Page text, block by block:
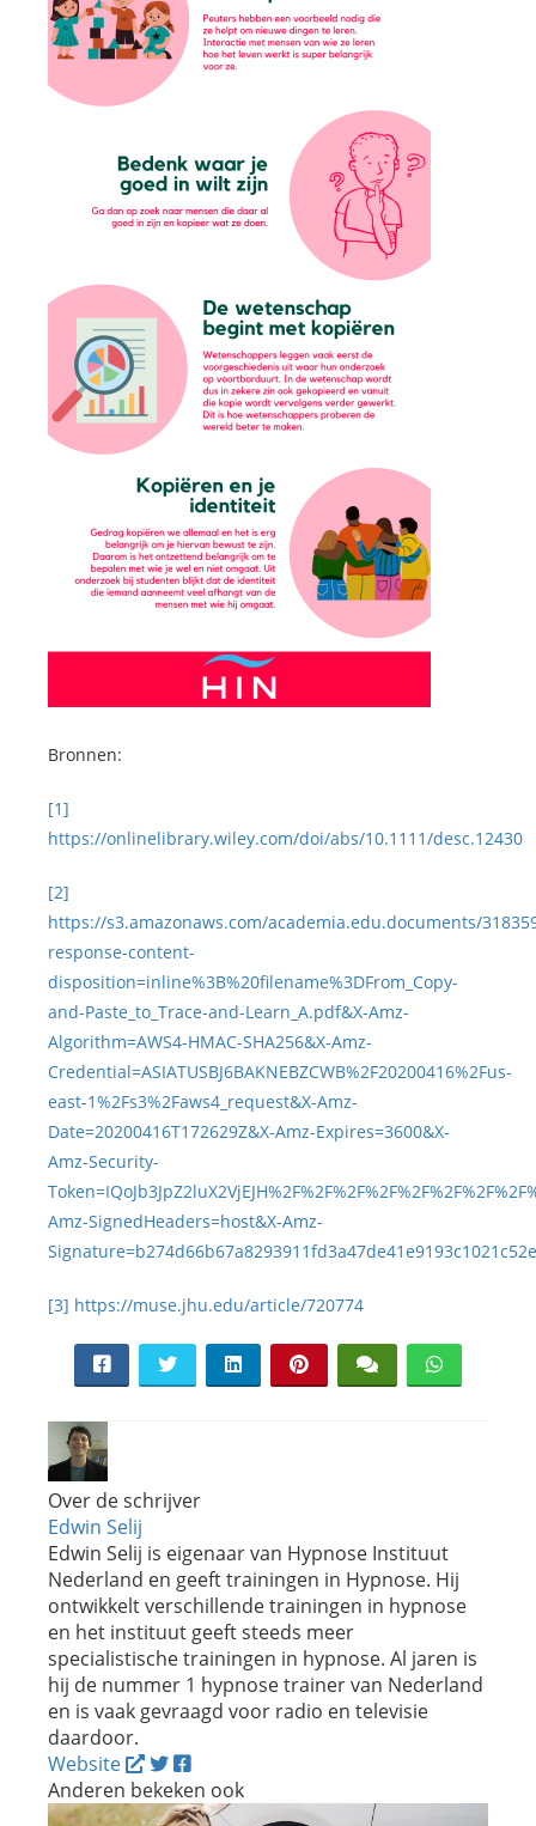
Bronnen:
[1]
https://onlinelibrary.wiley.com/doi/abs/10.1111/desc.12430
[2]
https://s3.amazonaws.com/academia.edu.documents/
response-content-
disposition=inline%3B%20filename%3DFrom_Copy-
and-Paste_to_Trace-and-Learn_A.pdf&X-Amz-
Algorithm=AWS4-HMAC-SHA256&X-Amz-
Credential=ASIATUSBJ6BAKNEBZCWB%2F20200416%2Fus-
east-1%2Fs3%2Faws4_request&X-Amz-
Date=20200416T172629Z&X-Amz-Expires=3600&X-
Amz-Security-
Amz-SignedHeaders=host&X-Amz-
[3] https://muse.jhu.edu/article/720774
Over de schrijver
Edwin Selij
Edwin Selij is eigenaar van Hypnose Instituut
Nederland en geeft trainingen in Hypnose. Hij
ontwikkelt verschillende trainingen in hypnose
en het instituut geeft steeds meer
specialistische trainingen in hypnose. Al jaren is
hij de nummer 1 hypnose trainer van Nederland
en is vaak gevraagd voor radio en televisie
daardoor.
Website
Anderen bekeken ook